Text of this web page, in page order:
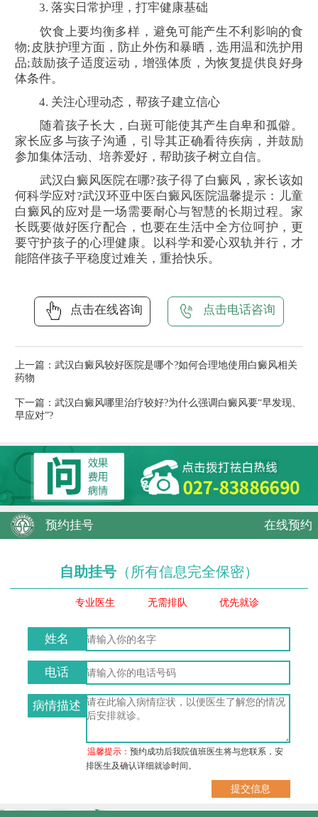
3. 落实日常护理，打牢健康基础
饮食上要均衡多样，避免可能产生不利影响的食
物;皮肤护理方面，防止外伤和暴晒，选用温和洗护用
品;鼓励孩子适度运动，增强体质，为恢复提供良好身
体条件。
4. 关注心理动态，帮孩子建立信心
随着孩子长大，白斑可能使其产生自卑和孤僻。
家长应多与孩子沟通，引导其正确看待疾病，并鼓励
参加集体活动、培养爱好，帮助孩子树立自信。
武汉白癜风医院在哪?孩子得了白癜风，家长该如
何科学应对?武汉环亚中医白癜风医院温馨提示：儿童
白癜风的应对是一场需要耐心与智慧的长期过程。家
长既要做好医疗配合，也要在生活中全方位呵护，更
要守护孩子的心理健康。以科学和爱心双轨并行，才
能陪伴孩子平稳度过难关，重拾快乐。
点击在线咨询 点击电话咨询
上一篇： 武汉白癜风较好医院是哪个?如何合理地使用白癜风相关
药物
下一篇： 武汉白癜风哪里治疗较好?为什么强调白癜风要“早发现、
早应对”?
预约挂号 在线预约
自助挂号 （所有信息完全保密）
专业医生 无需排队 优先就诊
姓名
电话
病情描述
温馨提示：预约成功后我院值班医生将与您联系，安
排医生及确认详细就诊时间。